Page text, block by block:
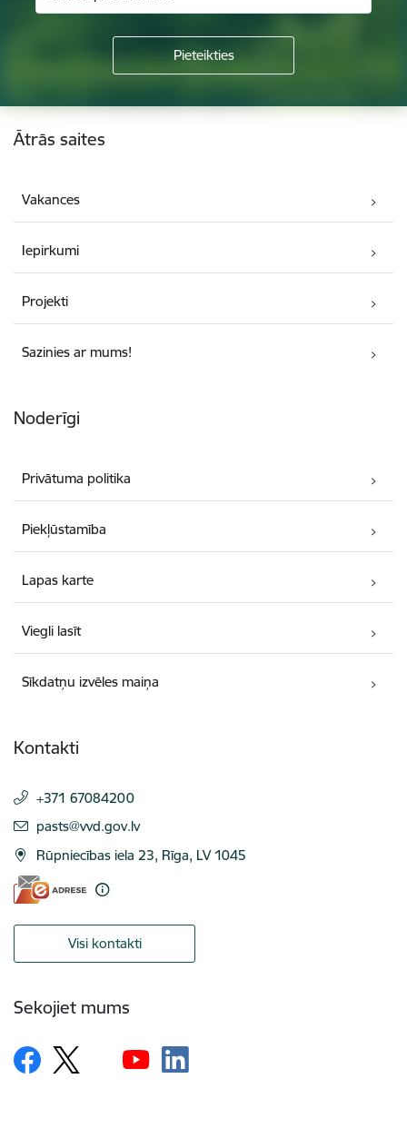
Kājene
Ātrās saites
Vakances
Iepirkumi
Projekti
Sazinies ar mums!
Noderīgi
Privātuma politika
Piekļūstamība
Lapas karte
Viegli lasīt
Sīkdatņu izvēles maiņa
Kontakti
+371 67084200
E-pasts:
pasts@vvd.gov.lv
Rūpniecības iela 23, Rīga, LV 1045
Visi kontakti
Sekojiet mums